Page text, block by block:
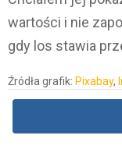
wartości i nie
gdy los stawia
Źródła grafik: Pixabay,